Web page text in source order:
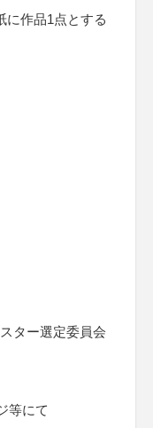
作品1点とする
ター選定委員会
等にて